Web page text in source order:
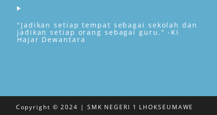
"Jadikan setiap tempat sebagai sekolah dan
jadikan setiap orang sebagai guru." -Ki
Hajar Dewantara
Copyright © 2024 | SMK NEGERI 1 LHOKSEUMAWE